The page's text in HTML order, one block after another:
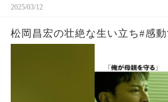
2025/03/12
松岡昌宏の壮絶な生い立ち#感